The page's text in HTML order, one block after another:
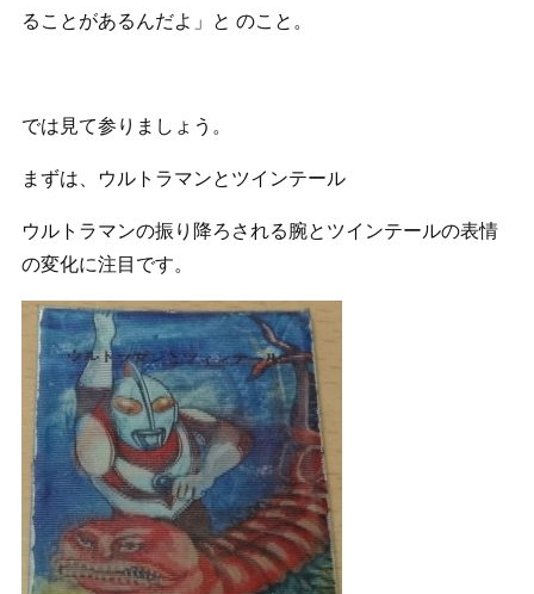
ることがあるんだよ」と のこと。
では見て参りましょう。
まずは、ウルトラマンとツインテール
ウルトラマンの振り降ろされる腕とツインテールの表情
の変化に注目です。